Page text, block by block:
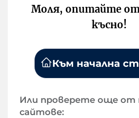
Моля, опитайте
късно!
Към начална
Или проверете още
сайтове: